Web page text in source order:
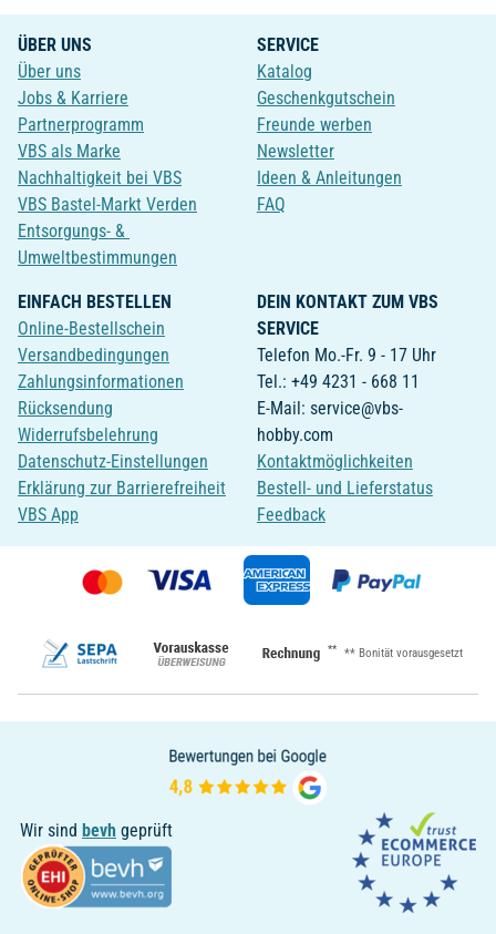
ÜBER UNS
Über uns
Jobs & Karriere
Partnerprogramm
VBS als Marke
Nachhaltigkeit bei VBS
VBS Bastel-Markt Verden
Entsorgungs- &
Umweltbestimmungen
SERVICE
Katalog
Geschenkgutschein
Freunde werben
Newsletter
Ideen & Anleitungen
FAQ
EINFACH BESTELLEN
Online-Bestellschein
Versandbedingungen
Zahlungsinformationen
Rücksendung
Widerrufsbelehrung
Datenschutz-Einstellungen
Erklärung zur Barrierefreiheit
VBS App
DEIN KONTAKT ZUM VBS
SERVICE
Telefon Mo.-Fr. 9 - 17 Uhr
Tel.: +49 4231 - 668 11
E-Mail: service@vbs-
hobby.com
Kontaktmöglichkeiten
Bestell- und Lieferstatus
Feedback
** ** Bonität vorausgesetzt
Wir sind bevh geprüft